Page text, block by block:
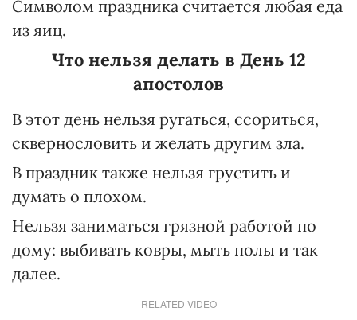
Символом праздника считается любая еда
из яиц.
Что нельзя делать в День 12
апостолов
В этот день нельзя ругаться, ссориться,
сквернословить и желать другим зла.
В праздник также нельзя грустить и
думать о плохом.
Нельзя заниматься грязной работой по
дому: выбивать ковры, мыть полы и так
далее.
RELATED VIDEO